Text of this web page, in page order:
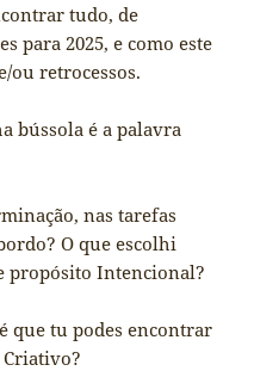
tudo, de
para 2025, e como este
ou retrocessos.
bússola é a palavra
nas tarefas
O que escolhi
propósito Intencional?
que tu podes encontrar